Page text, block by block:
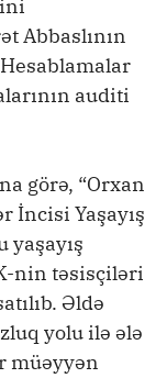
Abbaslının
auditi
görə, “Orxan
İncisi Yaşayış
yaşayış
nin təsisçiləri
Əldə
yolu ilə ələ
müəyyən